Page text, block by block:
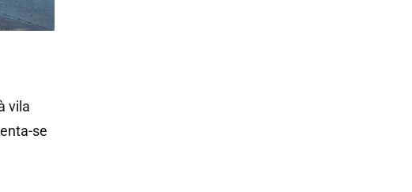
vila
se